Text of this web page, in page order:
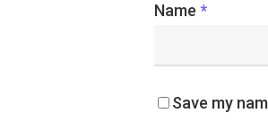
Name *
Save my